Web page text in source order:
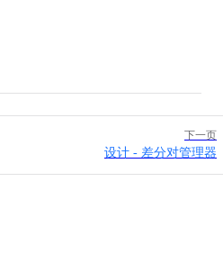
下一页
设计 - 差分对管理器